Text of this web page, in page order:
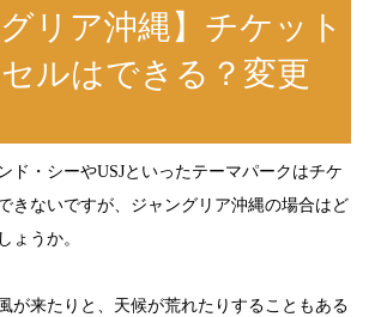
グリア沖縄】チケット
ルはできる？変更
ド・シーやUSJといったテーマパークはチケ
きないですが、ジャングリア沖縄の場合はど
ょうか。
が来たりと、天候が荒れたりすることもある